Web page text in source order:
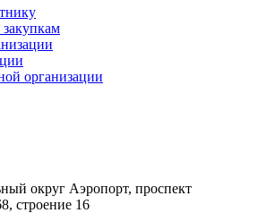
организации
округ Аэропорт, проспект
строение 16